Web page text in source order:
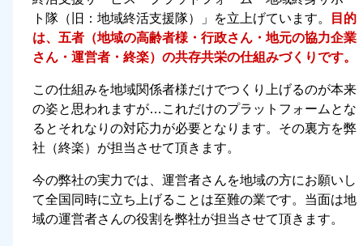
ト隊（旧：地域終活支援隊）」を立上げています。
目的
は、五者（地域の高齢者様・行政さん・地元の協力企業
さん・運営者・終楽）の共存共栄の仕組みづくりです。
この仕組みを地域関係者様だけでつくり上げるのが本来
の姿と思われますが…これだけのプラットフォームとな
るとそれなりの対応力が必要となります。その裏方を弊
社（終楽）が担当させて頂きます。
今の弊社の実力では、運営者さんを地域の方にお願いし
て全国同時に立ち上げることは至難の業です。当面は地
域の運営者さんの役割を弊社が担当させて頂きます。